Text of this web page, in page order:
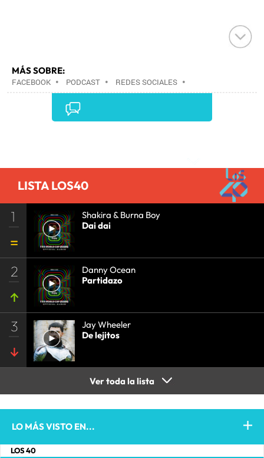
MÁS SOBRE:
FACEBOOK • PODCAST • REDES SOCIALES •
ARCHIVOS MULTIMEDIA•INTERNET•EMPRESAS
•TELECOMUNICACIONES
COMUNICACIONES•
LISTA LOS40
1
Shakira & Burna Boy
Dai dai
2
Danny Ocean
Partidazo
3
Jay Wheeler
De lejitos
Ver toda la lista
LO MÁS VISTO EN...
LOS 40